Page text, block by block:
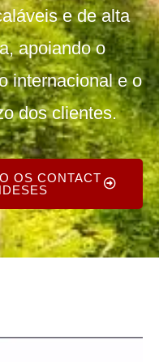
e de alta
apoiando o
internacional e o
dos clientes.
OS CONTACT